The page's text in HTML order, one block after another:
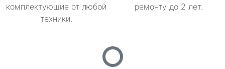
комплектующие от любой
техники.
ремонту до 2 лет.